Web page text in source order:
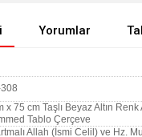
Yorumlar
x 75 cm Taşlı Beyaz Altın
Tablo Çerçeve
Allah (İsmi Celil) ve Hz.